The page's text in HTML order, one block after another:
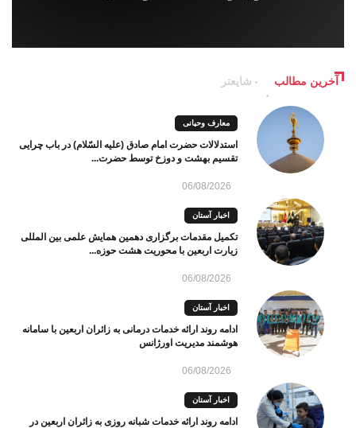
آخرین مطالب شایعتر
معارف وحیانی
استدلالات حضرت امام صادق (علیه السّلام) در باب چرایی
تقسیم بهشت و دوزخ توسط حضرت...
06/08/2026
اخبار آستان
تکمیل مقدمات برگزاری دهمین همایش علمی بین المللی
زیارت اربعین با محوریت هشت حوزه...
06/08/2026
اخبار آستان
ادامه روند ارائه خدمات درمانی به زائران اربعین با سامانه
هوشمند مدیریت اورژانس
06/08/2026
اخبار آستان
ادامه روند ارائه خدمات شبانه روزی به زائران اربعین در